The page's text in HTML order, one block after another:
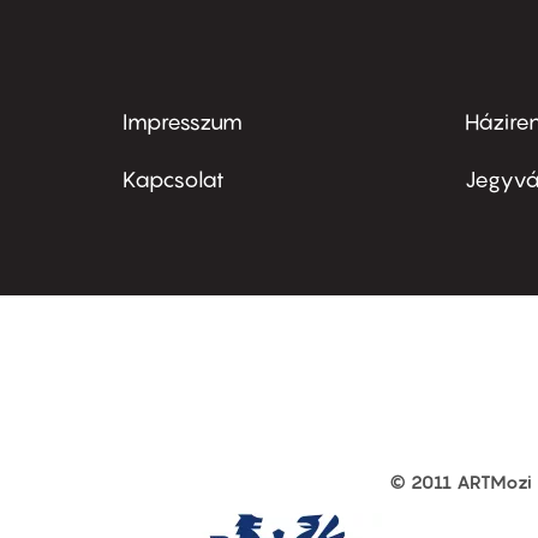
Footer
menu
Impresszum
Kapcsolat
© 2011 ARTMozi